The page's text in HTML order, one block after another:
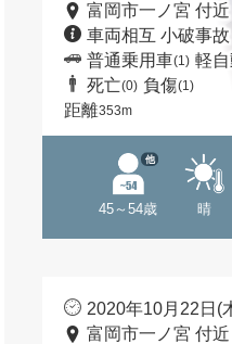
富岡市一ノ宮 付近
車両相互 小破事故
普通乗用車(1) 軽
死亡(0) 負傷(1)
距離353m
45～54歳
他
晴
2020年10月22日(
富岡市一ノ宮 付近